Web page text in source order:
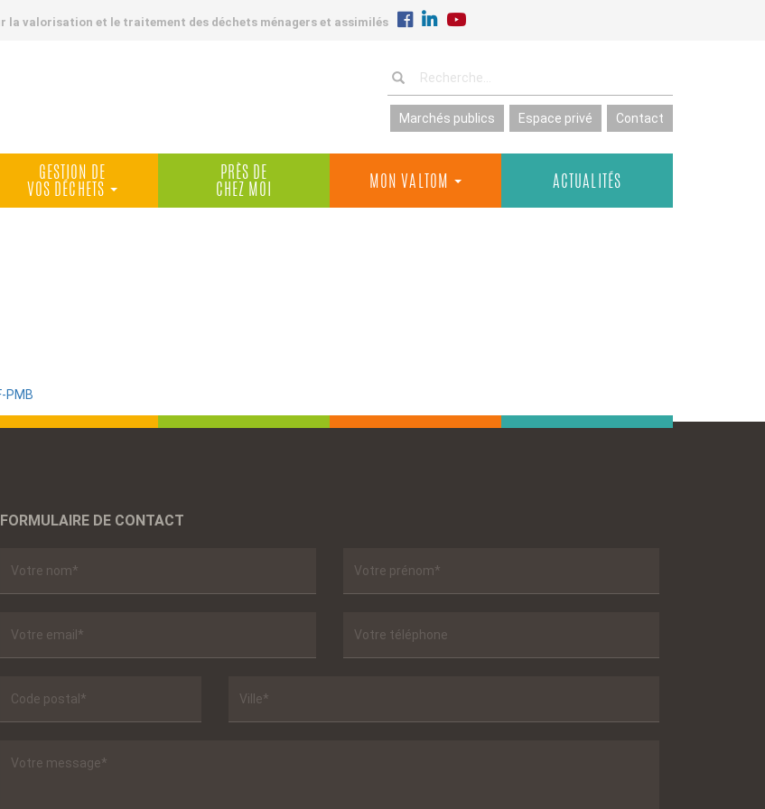
la valorisation et le traitement des déchets ménagers et assimilés
Marchés publics Espace privé Contact
GESTION DE
VOS DÉCHETS
PRÈS DE
CHEZ MOI
MON VALTOM ACTUALITÉS
PMB
FORMULAIRE DE CONTACT